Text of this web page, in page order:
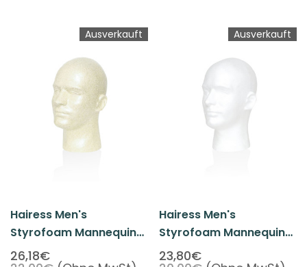
Ausverkauft
Hairess Men's
Styrofoam Mannequin
Head Beige
26,18€
Ausverkauft
Hairess Men's
Styrofoam Mannequin
Head White
23,80€